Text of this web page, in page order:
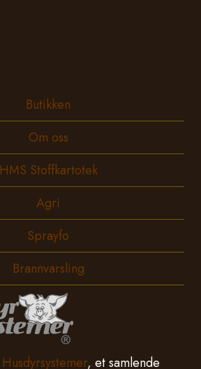
Butikken
Om oss
HMS Stoffkartotek
Agri
Sprayfo
Brannvarsling
Husdyrsystemer, et samlende